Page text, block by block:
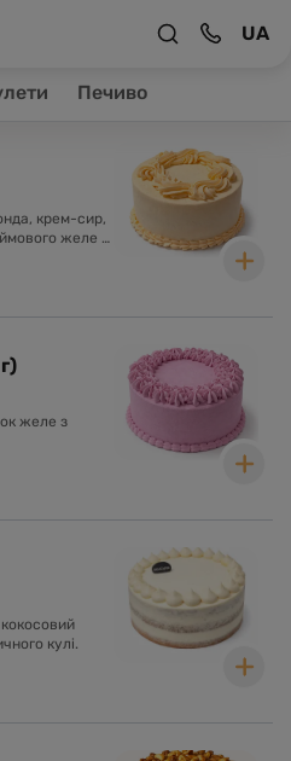
UA
Печиво
крем-сир,
желе з
желе з
кокосовий
кулі.